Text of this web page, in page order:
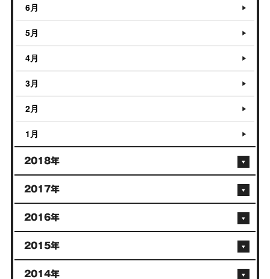
6月
5月
4月
3月
2月
1月
2018年
2017年
2016年
2015年
2014年